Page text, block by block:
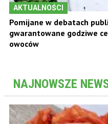
AKTUALNOŚCI
Pomijane w debatach
gwarantowane godziwe
owoców
NAJNOWSZE